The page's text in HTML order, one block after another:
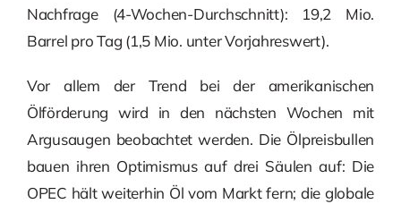
Nachfrage (4-Wochen-Durchschnitt): 19,2 Mio.
Barrel pro Tag (1,5 Mio. unter Vorjahreswert).
Vor allem der Trend bei der amerikanischen
Ölförderung wird in den nächsten Wochen mit
Argusaugen beobachtet werden. Die Ölpreisbullen
bauen ihren Optimismus auf drei Säulen auf: Die
OPEC hält weiterhin Öl vom Markt fern; die globale